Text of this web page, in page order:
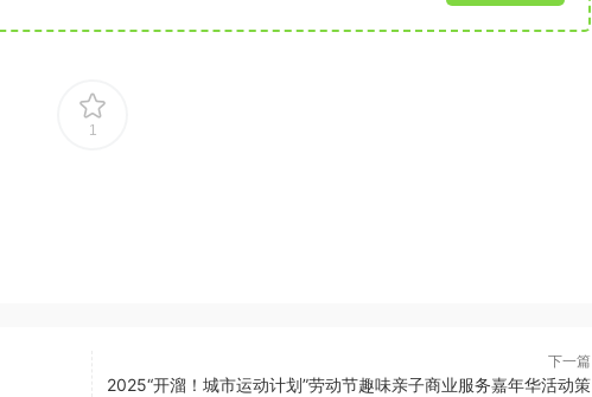
1
下一篇
2025“开溜！城市运动计划”劳动节趣味亲子商业服务嘉年华活动策